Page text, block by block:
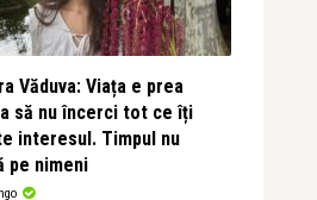
Văduva: Viața e prea
să nu încerci tot ce îți
interesul. Timpul nu
pe nimeni